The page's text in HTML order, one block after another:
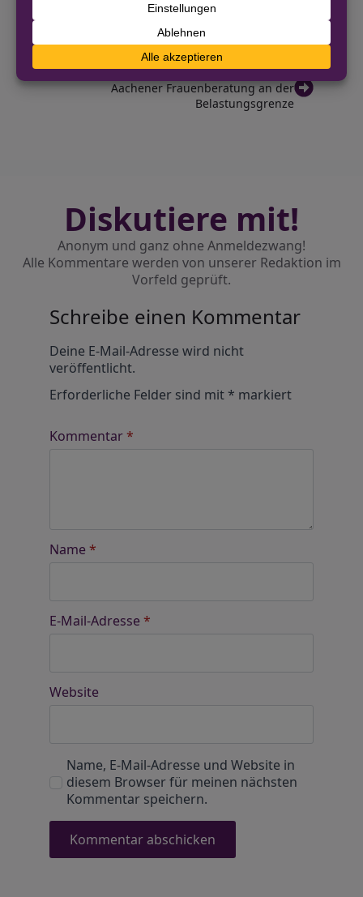
VORHERIGER BEITRAG
Polizei nimmt zwei Männer nach
Verfolgungsjagd zwischen Düsseldorf und
NÄCHSTER BEITRAG
Aachener Frauenberatung an der
Belastungsgrenze
Diskutiere mit!
Anonym und ganz ohne Anmeldezwang!
Alle Kommentare werden von unserer Redaktion im
Vorfeld geprüft.
Schreibe einen Kommentar
Deine E-Mail-Adresse wird nicht
veröffentlicht.
Erforderliche Felder sind mit* markiert
Kommentar*
Name *
E-Mail-Adresse *
Website
Name, E-Mail-Adresse und Website in
diesem Browser für meinen nächsten
Kommentar speichern.